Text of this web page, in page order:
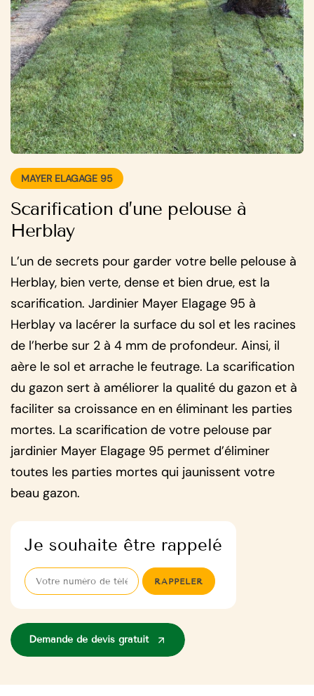
MAYER ELAGAGE 95
Scarification d’une pelouse à
Herblay
L’un de secrets pour garder votre belle pelouse à
Herblay, bien verte, dense et bien drue, est la
scarification. Jardinier Mayer Elagage 95 à
Herblay va lacérer la surface du sol et les racines
de l’herbe sur 2 à 4 mm de profondeur. Ainsi, il
aère le sol et arrache le feutrage. La scarification
du gazon sert à améliorer la qualité du gazon et à
faciliter sa croissance en en éliminant les parties
mortes. La scarification de votre pelouse par
jardinier Mayer Elagage 95 permet d’éliminer
toutes les parties mortes qui jaunissent votre
beau gazon.
Je souhaite être rappelé
Demande de devis gratuit